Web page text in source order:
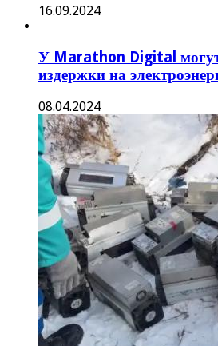
16.09.2024
У Marathon Digital
издержки на
08.04.2024